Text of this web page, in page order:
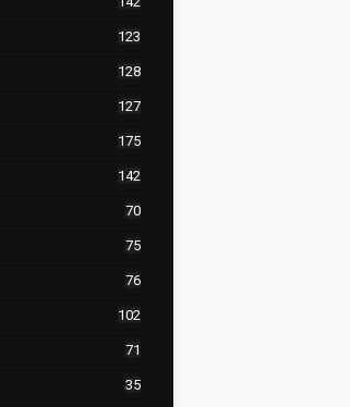
123
128
127
175
142
70
75
76
102
71
35